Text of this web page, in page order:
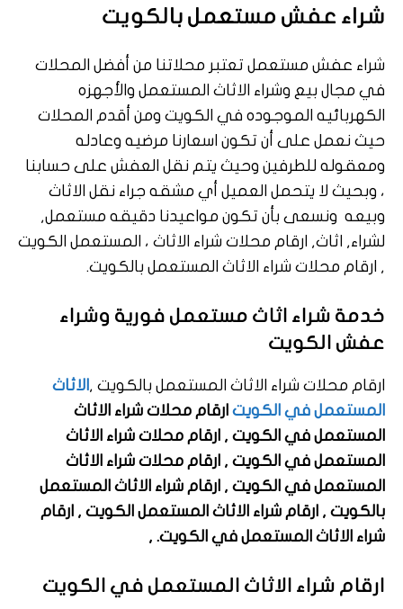
شراء عفش مستعمل بالكويت
شراء عفش مستعمل تعتبر محلاتنا من أفضل المحلات
في مجال بيع وشراء الاثاث المستعمل والأجهزه
الكهربائيه الموجوده في الكويت ومن أقدم المحلات
حيث نعمل على أن تكون اسعارنا مرضيه وعادله
ومعقوله للطرفين وحيث يتم نقل العفش على حسابنا
، وبحيث لا يتحمل العميل أي مشقه جراء نقل الاثاث
وبيعه ونسعى بأن تكون مواعيدنا دقيقه مستعمل,
لشراء, اثاث, ارقام محلات شراء الاثاث ، المستعمل الكويت
, ارقام محلات شراء الاثاث المستعمل بالكويت.
خدمة شراء اثاث مستعمل فورية وشراء
عفش الكويت
ارقام محلات شراء الاثاث المستعمل بالكويت , الاثاث
المستعمل في الكويت ارقام محلات شراء الاثاث
المستعمل في الكويت , ارقام محلات شراء الاثاث
المستعمل في الكويت , ارقام محلات شراء الاثاث
المستعمل في الكويت , ارقام شراء الاثاث المستعمل
بالكويت , ارقام شراء الاثاث المستعمل الكويت , ارقام
شراء الاثاث المستعمل في الكويت. ,
ارقام شراء الاثاث المستعمل في الكويت